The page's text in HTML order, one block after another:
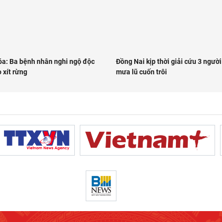
Ba bệnh nhân nghi ngộ độc
xít rừng
Đồng Nai kịp thời giải cứu 3
mưa lũ cuốn trôi